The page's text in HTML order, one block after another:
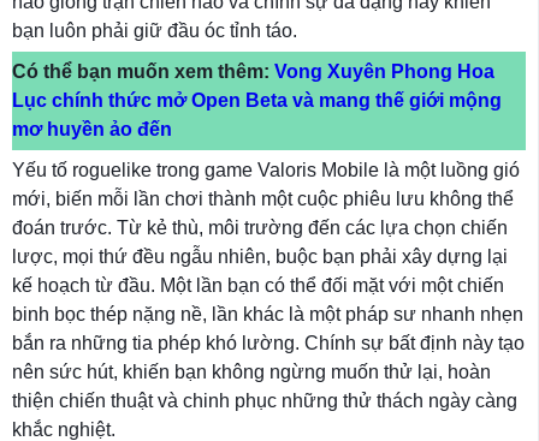
bạn luôn phải giữ đầu óc tỉnh táo.
Có thể bạn muốn xem thêm: Vong Xuyên Phong Hoa
Lục chính thức mở Open Beta và mang thế giới mộng
mơ huyền ảo đến
Yếu tố roguelike trong game Valoris Mobile là một luồng gió
mới, biến mỗi lần chơi thành một cuộc phiêu lưu không thể
đoán trước. Từ kẻ thù, môi trường đến các lựa chọn chiến
lược, mọi thứ đều ngẫu nhiên, buộc bạn phải xây dựng lại
kế hoạch từ đầu. Một lần bạn có thể đối mặt với một chiến
binh bọc thép nặng nề, lần khác là một pháp sư nhanh nhẹn
bắn ra những tia phép khó lường. Chính sự bất định này tạo
nên sức hút, khiến bạn không ngừng muốn thử lại, hoàn
thiện chiến thuật và chinh phục những thử thách ngày càng
khắc nghiệt.